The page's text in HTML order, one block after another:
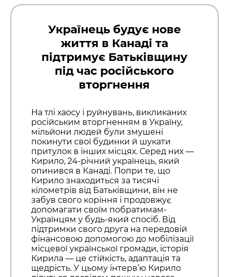
Українець будує нове
життя в Канаді та
підтримує Батьківщину
під час російського
вторгнення
На тлі хаосу і руйнувань, викликаних
російським вторгненням в Україну,
мільйони людей були змушені
покинути свої будинки й шукати
притулок в інших місцях. Серед них —
Кирило, 24-річний українець, який
опинився в Канаді. Попри те, що
Кирило знаходиться за тисячі
кілометрів від Батьківщини, він не
забув свого коріння і продовжує
допомагати своїм побратимам-
Українцям у будь-який спосіб. Від
підтримки свого друга на передовій
фінансовою допомогою до мобілізації
місцевої української громади, історія
Кирила — це стійкість, адаптація та
щедрість. У цьому інтерв’ю Кирило